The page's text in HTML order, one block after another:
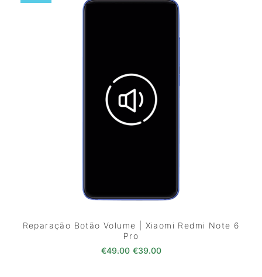
Reparação Botão Volume | Xiaomi Redmi Note 6
Pro
€49.00 O preço original era: €49.00.
€39.00O preço atual é: